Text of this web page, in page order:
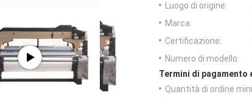
Luogo di origine:
Marca:
Certificazione:
Numero di modello:
Termini di pagamento
Quantità di ordine